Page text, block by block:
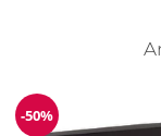
Reduzierung
-50%